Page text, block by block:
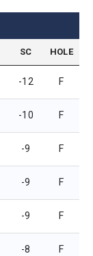
SC HOLE
-12 F
-10 F
-9 F
-9 F
-9 F
-8 F